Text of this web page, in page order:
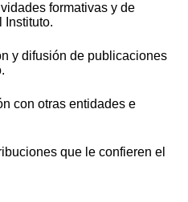
formativas y de
Instituto.
y difusión de publicaciones
con otras entidades e
que le confieren el